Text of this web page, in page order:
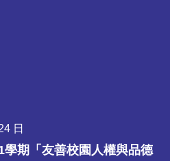
日
學期「友善校園人權與品德